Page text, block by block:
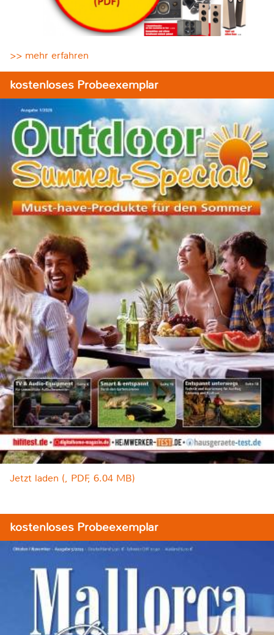
>> mehr erfahren
kostenloses Probeexemplar
Jetzt laden (, PDF, 6.04 MB)
kostenloses Probeexemplar